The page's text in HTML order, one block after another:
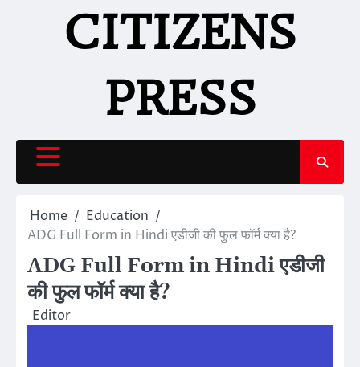
CITIZENS
PRESS
Home
Education
ADG Full Form in Hindi एडीजी की फुल फॉर्म क्या है?
ADG Full Form in Hindi एडीजी
की फुल फॉर्म क्या है?
Editor